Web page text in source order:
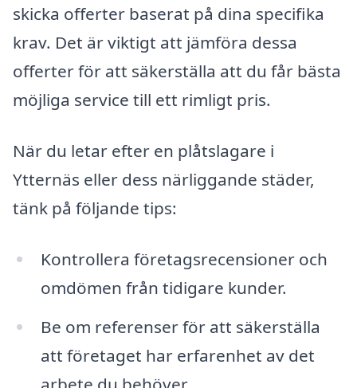
skicka offerter baserat på dina specifika
krav. Det är viktigt att jämföra dessa
offerter för att säkerställa att du får bästa
möjliga service till ett rimligt pris.
När du letar efter en plåtslagare i
Ytternäs eller dess närliggande städer,
tänk på följande tips:
Kontrollera företagsrecensioner och
omdömen från tidigare kunder.
Be om referenser för att säkerställa
att företaget har erfarenhet av det